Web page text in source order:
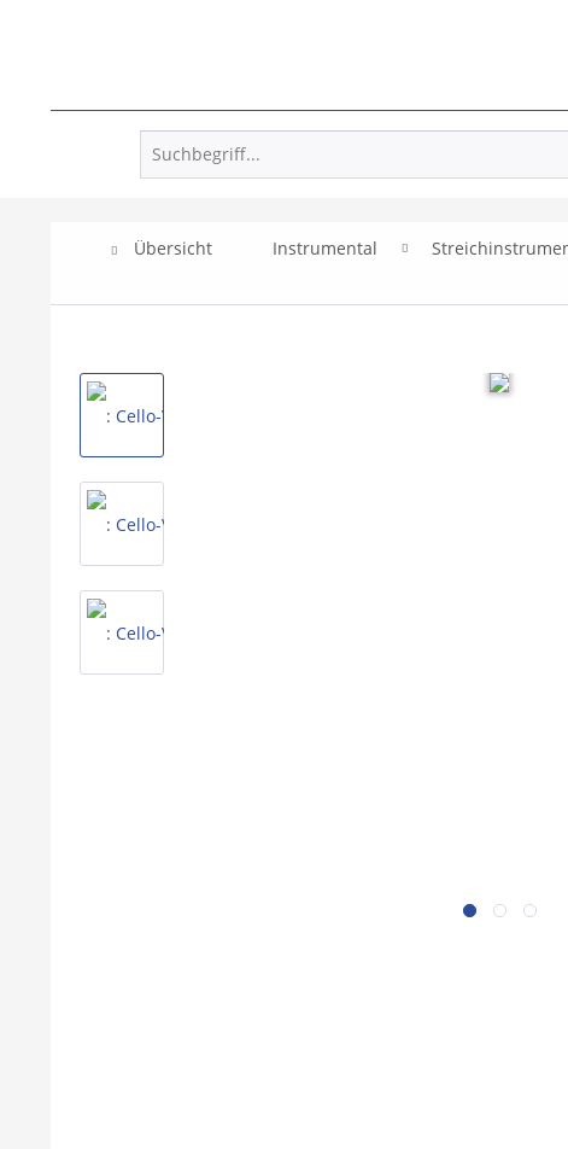
Übersicht Instrumental